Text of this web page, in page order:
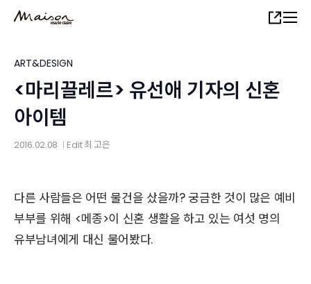
content
Share
ART&DESIGN
<마리끌레르> 유선애 기자의 신혼
아이템
2016.02.08 Edit최 고은
다른 사람들은 어떤 물건을 샀을까? 궁금한 것이 많은 예비
부부를 위해 <메종>이 신혼 생활을 하고 있는 여섯 명의
유부남녀에게 대신 물어봤다.